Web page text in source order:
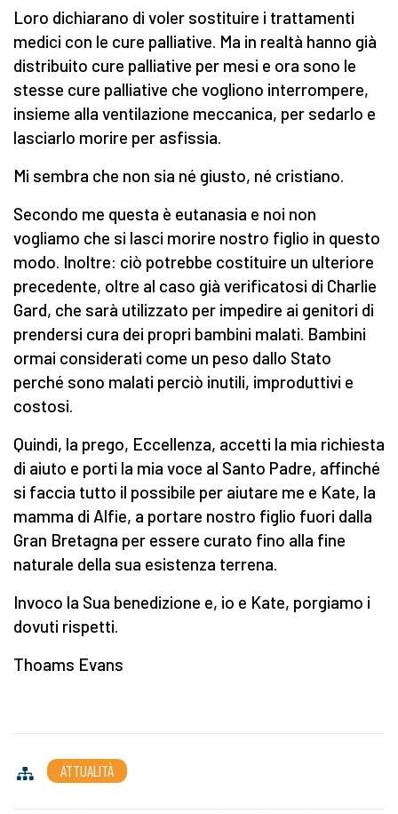
Loro dichiarano di voler sostituire i trattamenti
medici con le cure palliative. Ma in realtà hanno già
distribuito cure palliative per mesi e ora sono le
stesse cure palliative che vogliono interrompere,
insieme alla ventilazione meccanica, per sedarlo e
lasciarlo morire per asfissia.
Mi sembra che non sia né giusto, né cristiano.
Secondo me questa è eutanasia e noi non
vogliamo che si lasci morire nostro figlio in questo
modo. Inoltre: ciò potrebbe costituire un ulteriore
precedente, oltre al caso già verificatosi di Charlie
Gard, che sarà utilizzato per impedire ai genitori di
prendersi cura dei propri bambini malati. Bambini
ormai considerati come un peso dallo Stato
perché sono malati perciò inutili, improduttivi e
costosi.
Quindi, la prego, Eccellenza, accetti la mia richiesta
di aiuto e porti la mia voce al Santo Padre, affinché
si faccia tutto il possibile per aiutare me e Kate, la
mamma di Alfie, a portare nostro figlio fuori dalla
Gran Bretagna per essere curato fino alla fine
naturale della sua esistenza terrena.
Invoco la Sua benedizione e, io e Kate, porgiamo i
dovuti rispetti.
Thoams Evans
ATTUALITÀ